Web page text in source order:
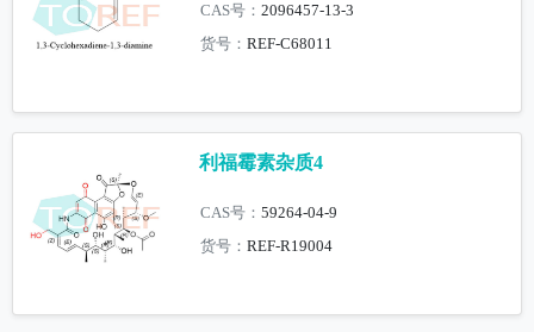
CAS号：2096457-13-3
货号：REF-C68011
利福霉素杂质4
CAS号：59264-04-9
货号：REF-R19004